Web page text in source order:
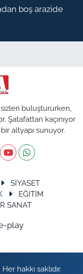
boş arazide
buluştururken,
Şatafattan kaçınıyor
altyapı sunuyor.
SİYASET
EĞİTİM
SANAT
hakkı saklıdır.